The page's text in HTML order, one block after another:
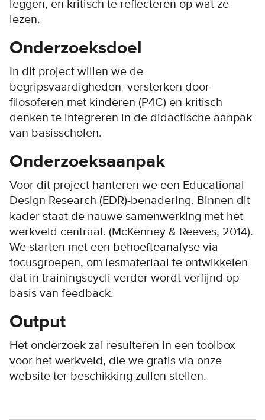
leggen, en kritisch te reflecteren op wat ze
lezen.
Onderzoeksdoel
In dit project willen we de
begripsvaardigheden versterken door
filosoferen met kinderen (P4C) en kritisch
denken te integreren in de didactische aanpak
van basisscholen.
Onderzoeksaanpak
Voor dit project hanteren we een Educational
Design Research (EDR)-benadering. Binnen dit
kader staat de nauwe samenwerking met het
werkveld centraal. (McKenney & Reeves, 2014).
We starten met een behoefteanalyse via
focusgroepen, om lesmateriaal te ontwikkelen
dat in trainingscycli verder wordt verfijnd op
basis van feedback.
Output
Het onderzoek zal resulteren in een toolbox
voor het werkveld, die we gratis via onze
website ter beschikking zullen stellen.